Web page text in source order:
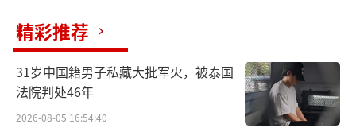
精彩推荐
31岁中国籍男子私藏大批军火，被泰国
法院判处46年
2026-08-05 16:54:40